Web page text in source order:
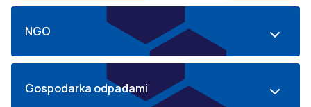
NGO
Gospodarka odpadami